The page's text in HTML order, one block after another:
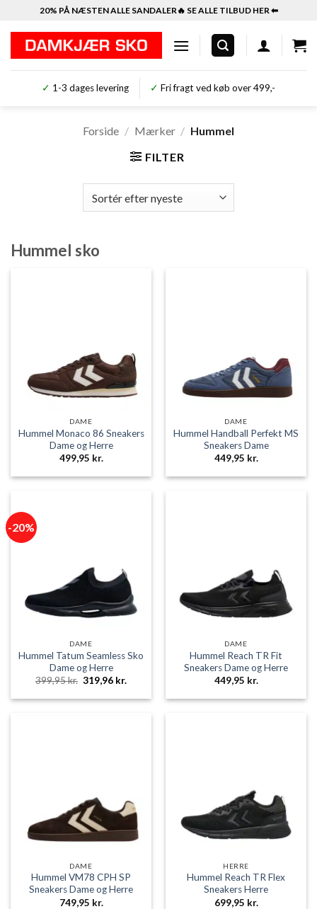
indhold
20% PÅ NÆSTEN ALLE SANDALER🔥 SE ALLE TILBUD HER ⬅︎
✓ 1-3 dages levering ✓ Fri fragt ved køb over 499,-
Forside / Mærker / Hummel
FILTER
Hummel sko
DAME
Hummel Monaco 86 Sneakers
Dame og Herre
499,95 kr.
DAME
Hummel Handball Perfekt MS
Sneakers Dame
449,95 kr.
-20%
DAME
Hummel Tatum Seamless Sko
Dame og Herre
399,95kr. Den
oprindelige
pris
319,96 kr.
pris
319,96 kr..
DAME
Hummel Reach TR Fit
Sneakers Dame og Herre
449,95 kr.
DAME
Hummel VM78 CPH SP
Sneakers Dame og Herre
749,95 kr.
HERRE
Hummel Reach TR Flex
Sneakers Herre
699,95 kr.